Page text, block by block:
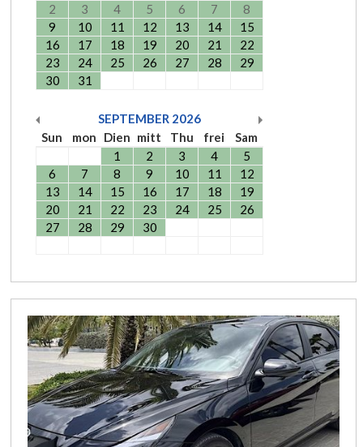
2
3 4 5 6 7
8
9
10 11 12 13 14
15
16
17 18 19 20 21
22
23
24 25 26 27 28
29
30
31
SEPTEMBER 2026
Sun
mon Dien mitt Thu frei
Sam
1
2 3 4
5
6
7 8 9 10 11
12
13
14 15 16 17 18
19
20
21 22 23 24 25
26
27
28 29 30